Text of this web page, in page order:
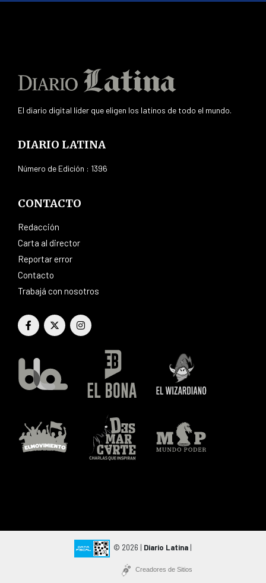
El diario digital líder que eligen los latinos de todo el mundo.
DIARIO LATINA
Número de Edición : 1396
CONTACTO
Redacción
Carta al director
Reportar error
Contacto
Trabajá con nosotros
© 2026 | Diario Latina |
Creadores de Sitios